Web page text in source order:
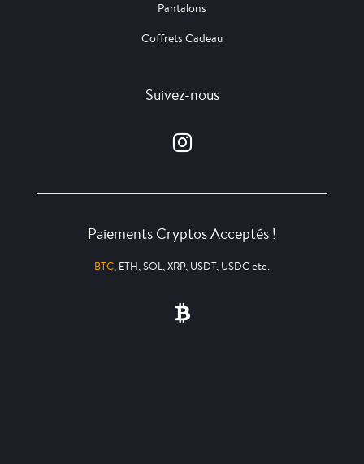
Pantalons
Coffrets Cadeau
Suivez-nous
Paiements Cryptos Acceptés !
BTC, ETH, SOL, XRP, USDT, USDC etc.